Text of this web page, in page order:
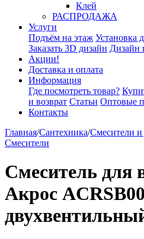
Клей
РАСПРОДАЖА
Услуги
Подъём на этаж Установка
Заказать 3D дизайн Дизайн
Акции!
Доставка и оплата
Информация
Где посмотреть товар?
и возврат Статьи Оптовые
Контакты
Главная/Сантехника/Смесители
Смесители
Смеситель для
Акрос